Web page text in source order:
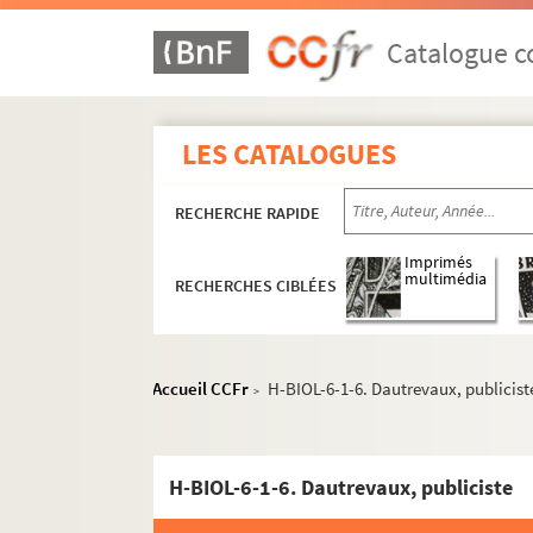
Catalogue
LES CATALOGUES
RECHERCHE RAPIDE
RECHERCHES CIBLÉES
Imprimés
multimédia
Accueil CCFr > H-BIOL-6-1-6. Dautrevaux,
H-BIOL-6-1-6. Dautrevaux, publiciste